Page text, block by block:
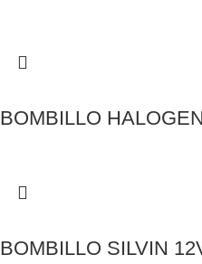
BOMBILLO
BOMBILLO SILVIN